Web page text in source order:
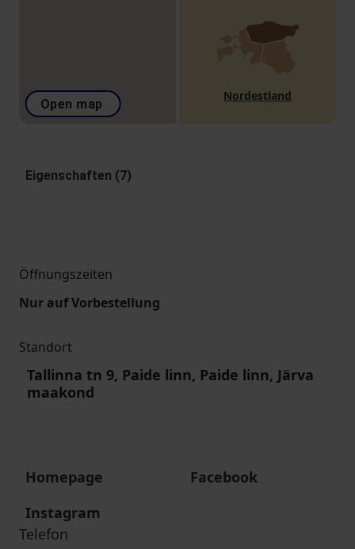
Open map
Nordestland
Eigenschaften (7)
Öffnungszeiten
Nur auf Vorbestellung
Standort
Tallinna tn 9, Paide linn, Paide linn, Järva
maakond
Homepage
Facebook
Instagram
Telefon